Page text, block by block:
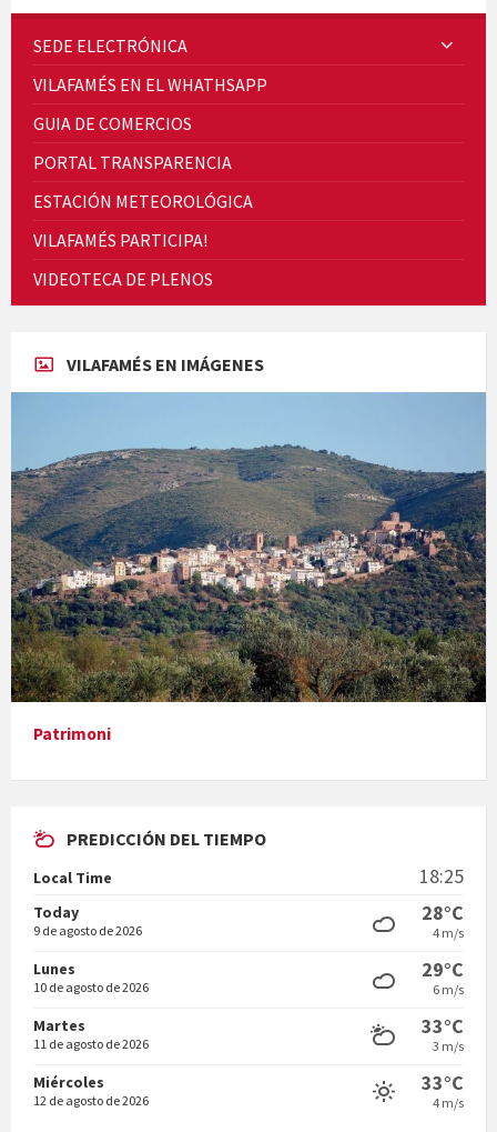
Presentació del llibre &quot;La mare&quot;, d'Emma Zafon
En Bum
Vermuts a la Font. Arre-ak
Vermuts a la Font. Xavi de Bétera
Minicims
Quintà Culroja
SEDE ELECTRÓNICA
VILAFAMÉS EN EL WHATHSAPP
GUIA DE COMERCIOS
PORTAL TRANSPARENCIA
ESTACIÓN METEOROLÓGICA
VILAFAMÉS PARTICIPA!
VIDEOTECA DE PLENOS
VILAFAMÉS EN IMÁGENES
Patrimoni
PREDICCIÓN DEL TIEMPO
Local Time 18:25
Today
9 de agosto de 2026
28°C
4 m/s
Lunes
10 de agosto de 2026
29°C
6 m/s
Martes
11 de agosto de 2026
33°C
3 m/s
Miércoles
12 de agosto de 2026
33°C
4 m/s